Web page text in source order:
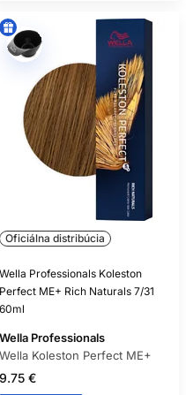
Oficiálna distribúcia
Wella Professionals Koleston
Perfect ME+ Rich Naturals 7/31
60ml
Wella Professionals
Wella Koleston Perfect ME+
9.75 €